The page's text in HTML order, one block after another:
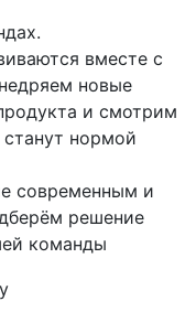
вместе с
новые
и смотрим
нормой
современным и
решение
команды